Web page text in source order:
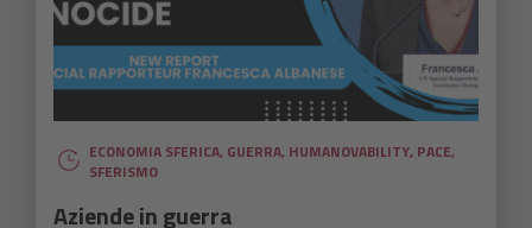
ECONOMIA SFERICA, GUERRA, HUMANOVABILITY, PACE,
SFERISMO
Aziende in guerra